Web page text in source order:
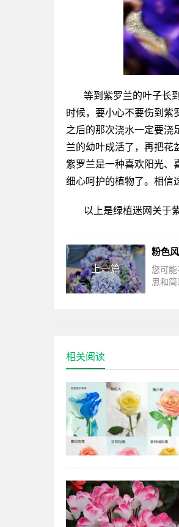
等到紫罗兰的叶子长
时候，要小心不要伤到紫
之后的那次浇水一定要浇
兰的幼叶成活了，再把花
紫罗兰是一种喜欢阳光、
细心呵护的植物了。相信
以上是绿植迷网关于
上一篇
您可
思和
相关阅读